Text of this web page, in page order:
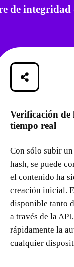
de
Verificación
tiempo real
Con sólo subir
hash, se puede
el contenido ha
creación inicial.
disponible tanto
a través de la
rápidamente la
cualquier